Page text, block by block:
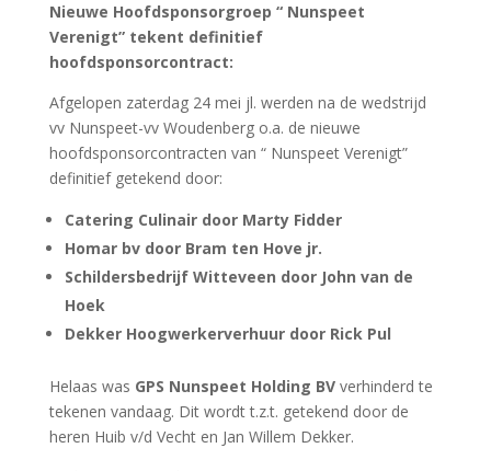
Nieuwe Hoofdsponsorgroep “ Nunspeet
Verenigt” tekent definitief
hoofdsponsorcontract:
Afgelopen zaterdag 24 mei jl. werden na de wedstrijd
vv Nunspeet-vv Woudenberg o.a. de nieuwe
hoofdsponsorcontracten van “ Nunspeet Verenigt”
definitief getekend door:
Catering Culinair door Marty Fidder
Homar bv door Bram ten Hove jr.
Schildersbedrijf Witteveen door John van de
Hoek
Dekker Hoogwerkerverhuur door Rick Pul
Helaas was GPS Nunspeet Holding BVverhinderd te
tekenen vandaag. Dit wordt t.z.t. getekend door de
heren Huib v/d Vecht en Jan Willem Dekker.